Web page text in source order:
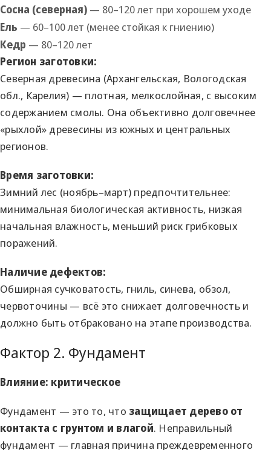
Сосна (северная) — 80–120 лет при хорошем уходе
Ель — 60–100 лет (менее стойкая к гниению)
Кедр — 80–120 лет
Регион заготовки:
Северная древесина (Архангельская, Вологодская
обл., Карелия) — плотная, мелкослойная, с высоким
содержанием смолы. Она объективно долговечнее
«рыхлой» древесины из южных и центральных
регионов.
Время заготовки:
Зимний лес (ноябрь–март) предпочтительнее:
минимальная биологическая активность, низкая
начальная влажность, меньший риск грибковых
поражений.
Наличие дефектов:
Обширная сучковатость, гниль, синева, обзол,
червоточины — всё это снижает долговечность и
должно быть отбраковано на этапе производства.
Фактор 2. Фундамент
Влияние: критическое
Фундамент — это то, что защищает дерево от
контакта с грунтом и влагой. Неправильный
фундамент — главная причина преждевременного